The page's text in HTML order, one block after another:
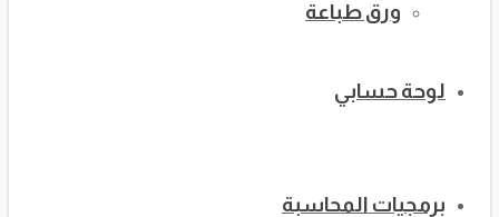
ورق طباعة
لوحة حسابي
برمجيات المحاسبة